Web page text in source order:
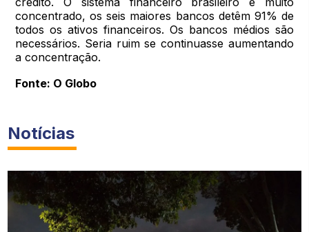
concentrado, os seis maiores bancos detêm 91% de
todos os ativos financeiros. Os bancos médios são
necessários. Seria ruim se continuasse aumentando
a concentração.
Fonte: O Globo
Notícias